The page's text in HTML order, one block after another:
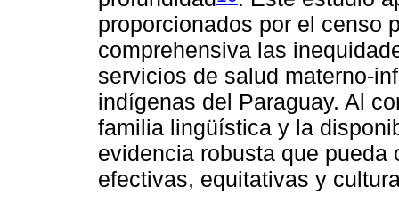
proporcionados por el censo
comprehensiva las
servicios de salud materno-
indígenas del Paraguay. Al
familia lingüística y la
evidencia robusta que
efectivas, equitativas y